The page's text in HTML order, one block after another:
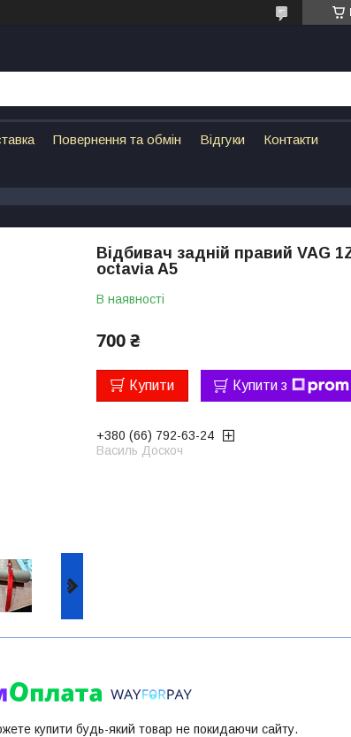
Повернення та обмін Відгуки Контакти
Відбивач задній правий VAG
octavia A5
В наявності
700 ₴
Купити Купити з
+380 (66) 792-63-24
Василь Доскоч
купити будь-який товар не покидаючи сайту.